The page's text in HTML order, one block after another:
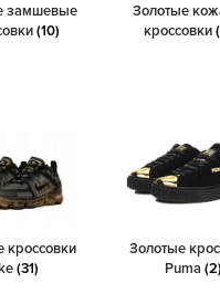
замшевые
(10)
Золотые
кроссовки
кроссовки
(31)
Золотые
Puma (2)